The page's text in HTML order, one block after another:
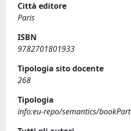
Città editore
Paris
ISBN
9782701801933
Tipologia sito docente
268
Tipologia
info:eu-repo/semantics/bookPart